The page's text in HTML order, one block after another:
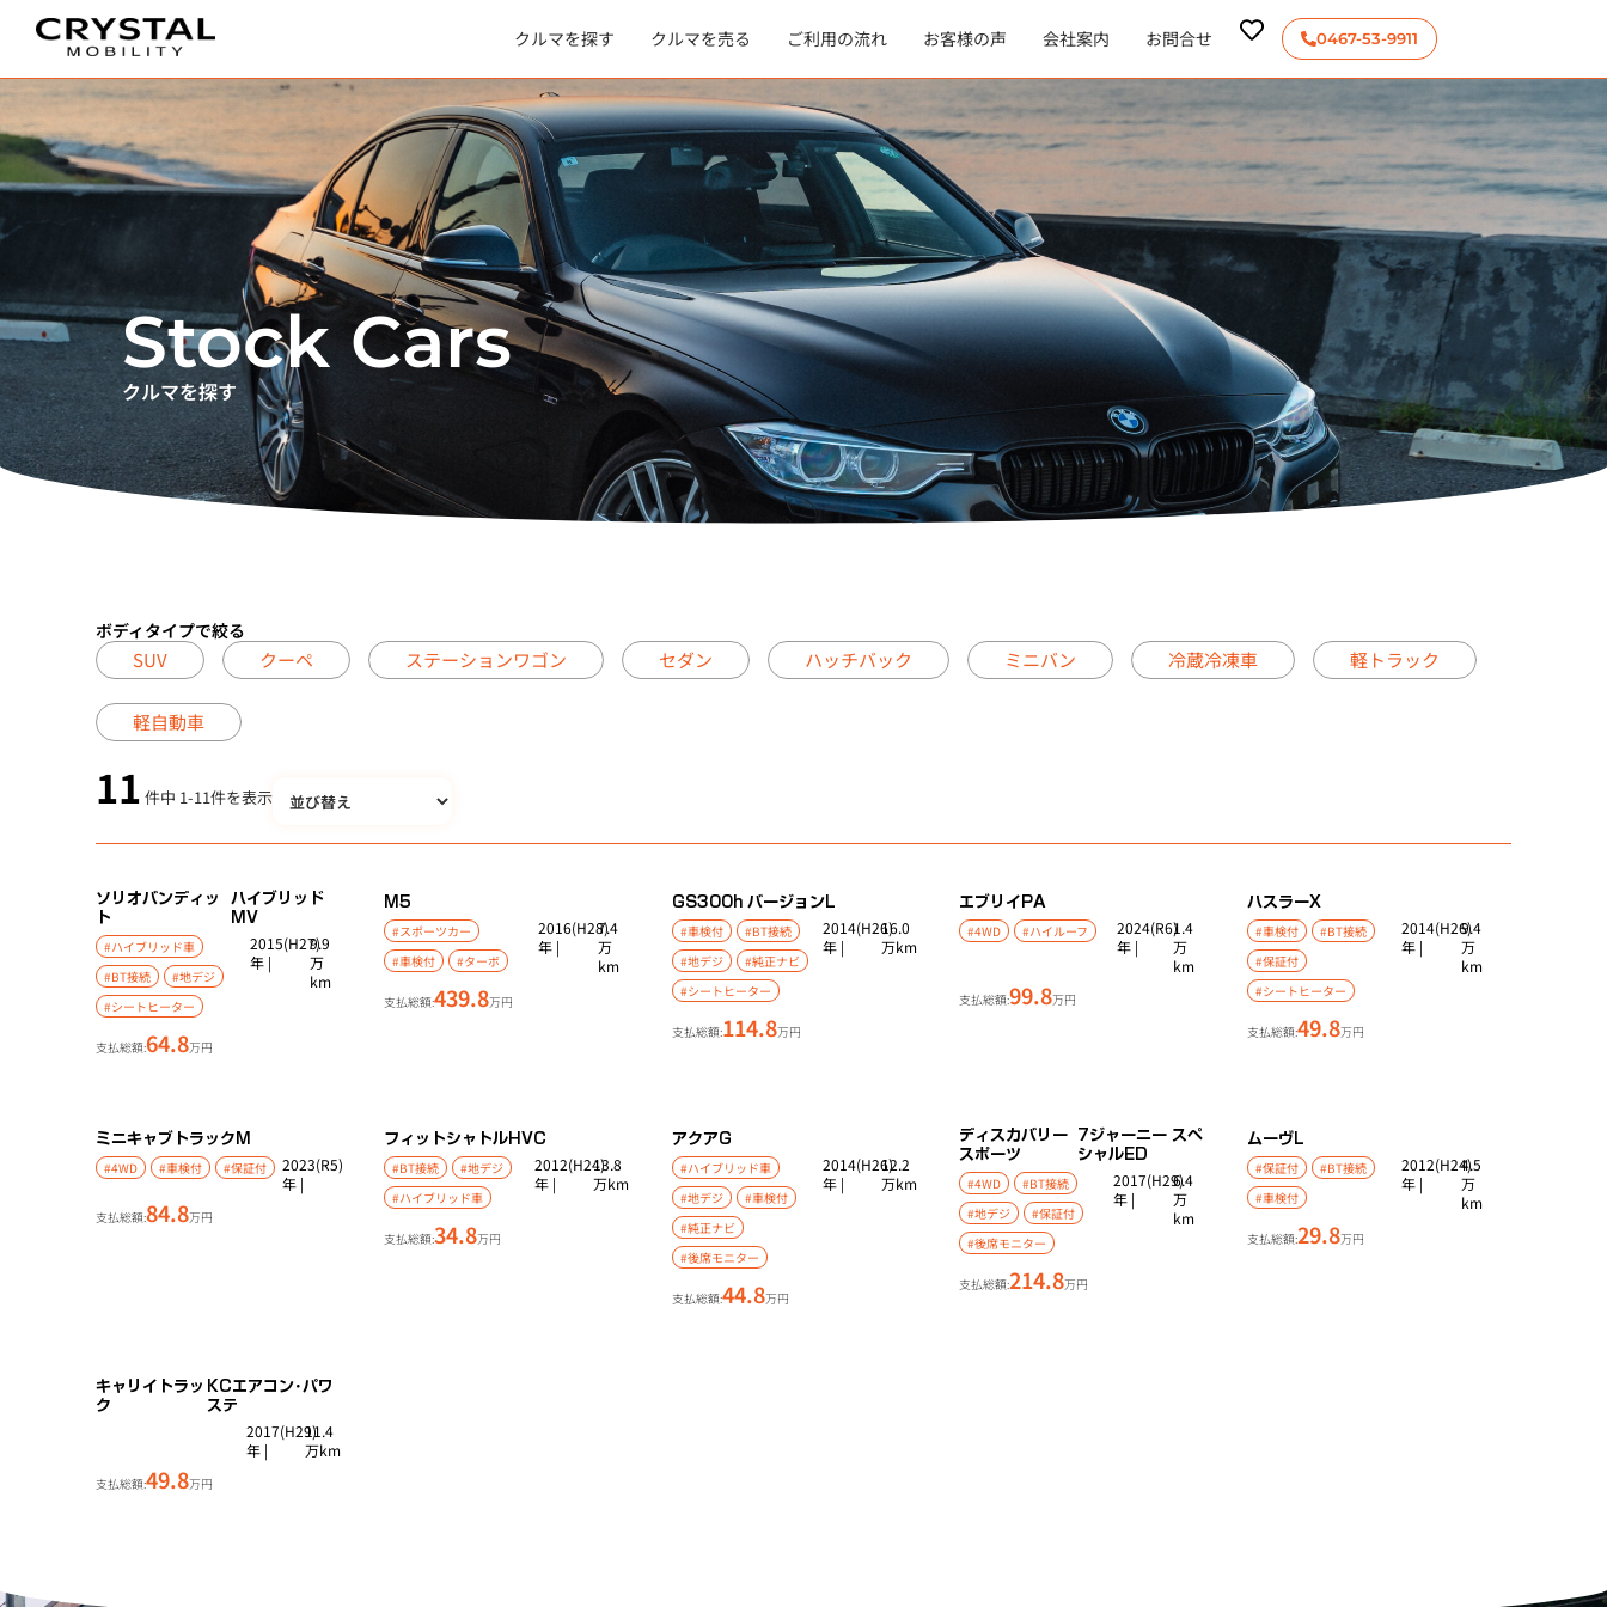
プ
クルマを探す クルマを売る ご利用の流れ お客様の声 会社案内 お問合せ 0467-53-9911
Stock Cars
クルマを探す
ボディタイプで絞る
SUV クーペ ステーションワゴン セダン ハッチバック ミニバン 冷蔵冷凍車 軽トラック
軽自動車
11 件中 1-11件を表示
ソリオバンディッ
ト
ハイブリッド
MV
#ハイブリッド車
#BT接続
#地デジ
#シートヒーター
2015(H27)
年 |
9.9
万
km
支払総額:64.8万円
M5
#スポーツカー
#車検付
#ターボ
2016(H28)
年 |
7.4
万
km
支払総額:439.8万円
GS300h バージョンL
#車検付
#BT接続
#地デジ
#純正ナビ
#シートヒーター
2014(H26)
年 |
16.0
万km
支払総額:114.8万円
エブリイ PA
#4WD #ハイルーフ
2024(R6)
年 |
1.4
万
km
支払総額:99.8万円
ハスラーX
#車検付
#BT接続
#保証付
#シートヒーター
2014(H26)
年 |
9.4
万
km
支払総額:49.8万円
ミニキャブトラック M
#4WD #車検付 #保証付
2023(R5)
年 |
支払総額:84.8万円
フィットシャトルHVC
#BT接続
#地デジ
#ハイブリッド車
2012(H24)
年 |
13.8
万km
支払総額:34.8万円
アクアG
#ハイブリッド車
#地デジ
#車検付
#純正ナビ
#後席モニター
2014(H26)
年 |
12.2
万km
支払総額:44.8万円
ディスカバリー
スポーツ
7ジャーニー スペ
シャルED
#4WD
#BT接続
#地デジ
#保証付
#後席モニター
2017(H29)
年 |
6.4
万
km
支払総額:214.8万円
ムーヴL
#保証付
#BT接続
#車検付
2012(H24)
年 |
4.5
万
km
支払総額:29.8万円
キャリイトラッ
ク
KCエアコン･パワ
ステ
2017(H29)
年 |
11.4
万km
支払総額:49.8万円